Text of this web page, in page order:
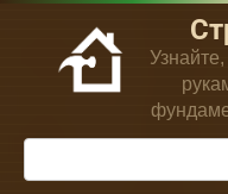
Перейти
контенту
Поиск: